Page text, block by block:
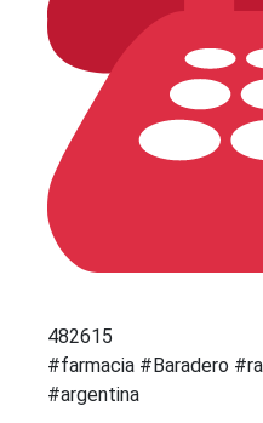
482615
#farmacia #Baradero
#argentina